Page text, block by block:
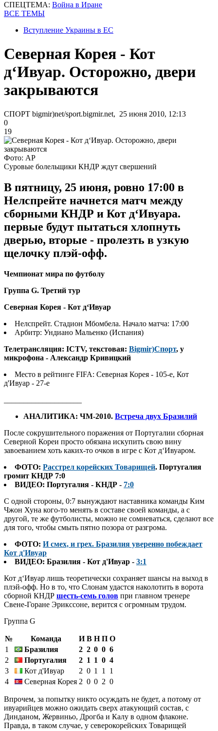
СПЕЦТЕМА: Война в Иране
ВСЕ ТЕМЫ
Вступление Украины в ЕС
Северная Корея - Кот
д‘Ивуар. Осторожно, двери
закрываются
СПОРТ bigmir)net/sport.bigmir.net, 25 июня 2010, 12:13
0
19
Фото: АР
Суровые болельщики КНДР ждут свершений
В пятницу, 25 июня, ровно 17:00 в
Нелспрейте начнется матч между
сборными КНДР и Кот д‘Ивуара.
первые будут пытаться хлопнуть
дверью, вторые - пролезть в узкую
щелочку плэй-офф.
Чемпионат мира по футболу
Группа G. Третий тур
Северная Корея - Кот д‘Ивуар
Нелспрейт. Стадион Мбомбела. Начало матча: 17:00
Арбитр: Ундиано Мальенко (Испания)
Телетрансляция: ICTV, текстовая: Bigmir)Спорт, у
микрофона - Александр Кривицкий
Место в рейтинге FIFA: Северная Корея - 105-е, Кот
д'Ивуар - 27-е
АНАЛИТИКА: ЧМ-2010. Встреча двух Бразилий
После сокрушительного поражения от Португалии сборная
Северной Кореи просто обязана искупить свою вину
завоеванием хоть каких-то очков в игре с Кот д‘Ивуаром.
ФОТО: Расстрел корейских Товарищей. Португалия
громит КНДР 7:0
ВИДЕО: Португалия - КНДР - 7:0
С одной стороны, 0:7 вынуждают наставника команды Ким
Чжон Хуна кого-то менять в составе своей команды, а с
другой, те же футболисты, можно не сомневаться, сделают все
для того, чтобы смыть пятно позора от разгрома.
ФОТО: И смех, и грех. Бразилия уверенно побеждает
Кот д'Ивуар
ВИДЕО: Бразилия - Кот д'Ивуар - 3:1
Кот д‘Ивуар лишь теоретически сохраняет шансы на выход в
плэй-офф. Но в то, что Слонам удастся наколотить в ворота
сборной КНДР шесть-семь голов при главном тренере
Свене-Горане Эрикссоне, верится с огромным трудом.
Группа G
№ Команда И В Н П О
1
Бразилия 2 2 0 0 6
2
Португалия 2 1 1 0 4
3
Кот д'Ивуар 2 0 1 1
1
4
Северная Корея 2 0 0 2 0
Впрочем, за попытку никто осуждать не будет, а потому от
ивуарийцев можно ожидать сверх атакующий состав, с
Динданом, Жервиньо, Дрогба и Калу в одном флаконе.
Правда, в таком случае, у северокорейских Товарищей